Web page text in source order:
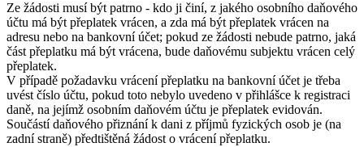
Ze žádosti musí být patrno - kdo ji činí, z jakého osobního daňového
účtu má být přeplatek vrácen, a zda má být přeplatek vrácen na
adresu nebo na bankovní účet; pokud ze žádosti nebude patrno, jaká
část přeplatku má být vrácena, bude daňovému subjektu vrácen celý
přeplatek.
V případě požadavku vrácení přeplatku na bankovní účet je třeba
uvést číslo účtu, pokud toto nebylo uvedeno v přihlášce k registraci
daně, na jejímž osobním daňovém účtu je přeplatek evidován.
Součástí daňového přiznání k dani z příjmů fyzických osob je (na
zadní straně) předtištěná žádost o vrácení přeplatku.